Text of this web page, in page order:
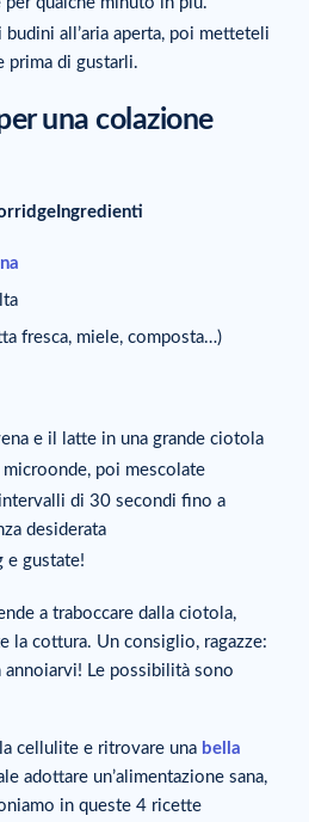
budini all’aria aperta, poi metteteli
prima di gustarli.
una colazione
Ingredienti
fresca, miele, composta…)
e il latte in una grande ciotola
poi mescolate
di 30 secondi fino a
desiderata
e gustate!
a traboccare dalla ciotola,
la cottura. Un consiglio, ragazze:
Le possibilità sono
cellulite e ritrovare una bella
adottare un’alimentazione sana,
in queste 4 ricette